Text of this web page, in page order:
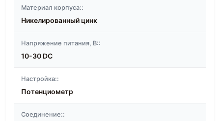
Материал корпуса::
Никелированный цинк
Напряжение питания, В::
10-30 DC
Настройка::
Потенциометр
Соединение::